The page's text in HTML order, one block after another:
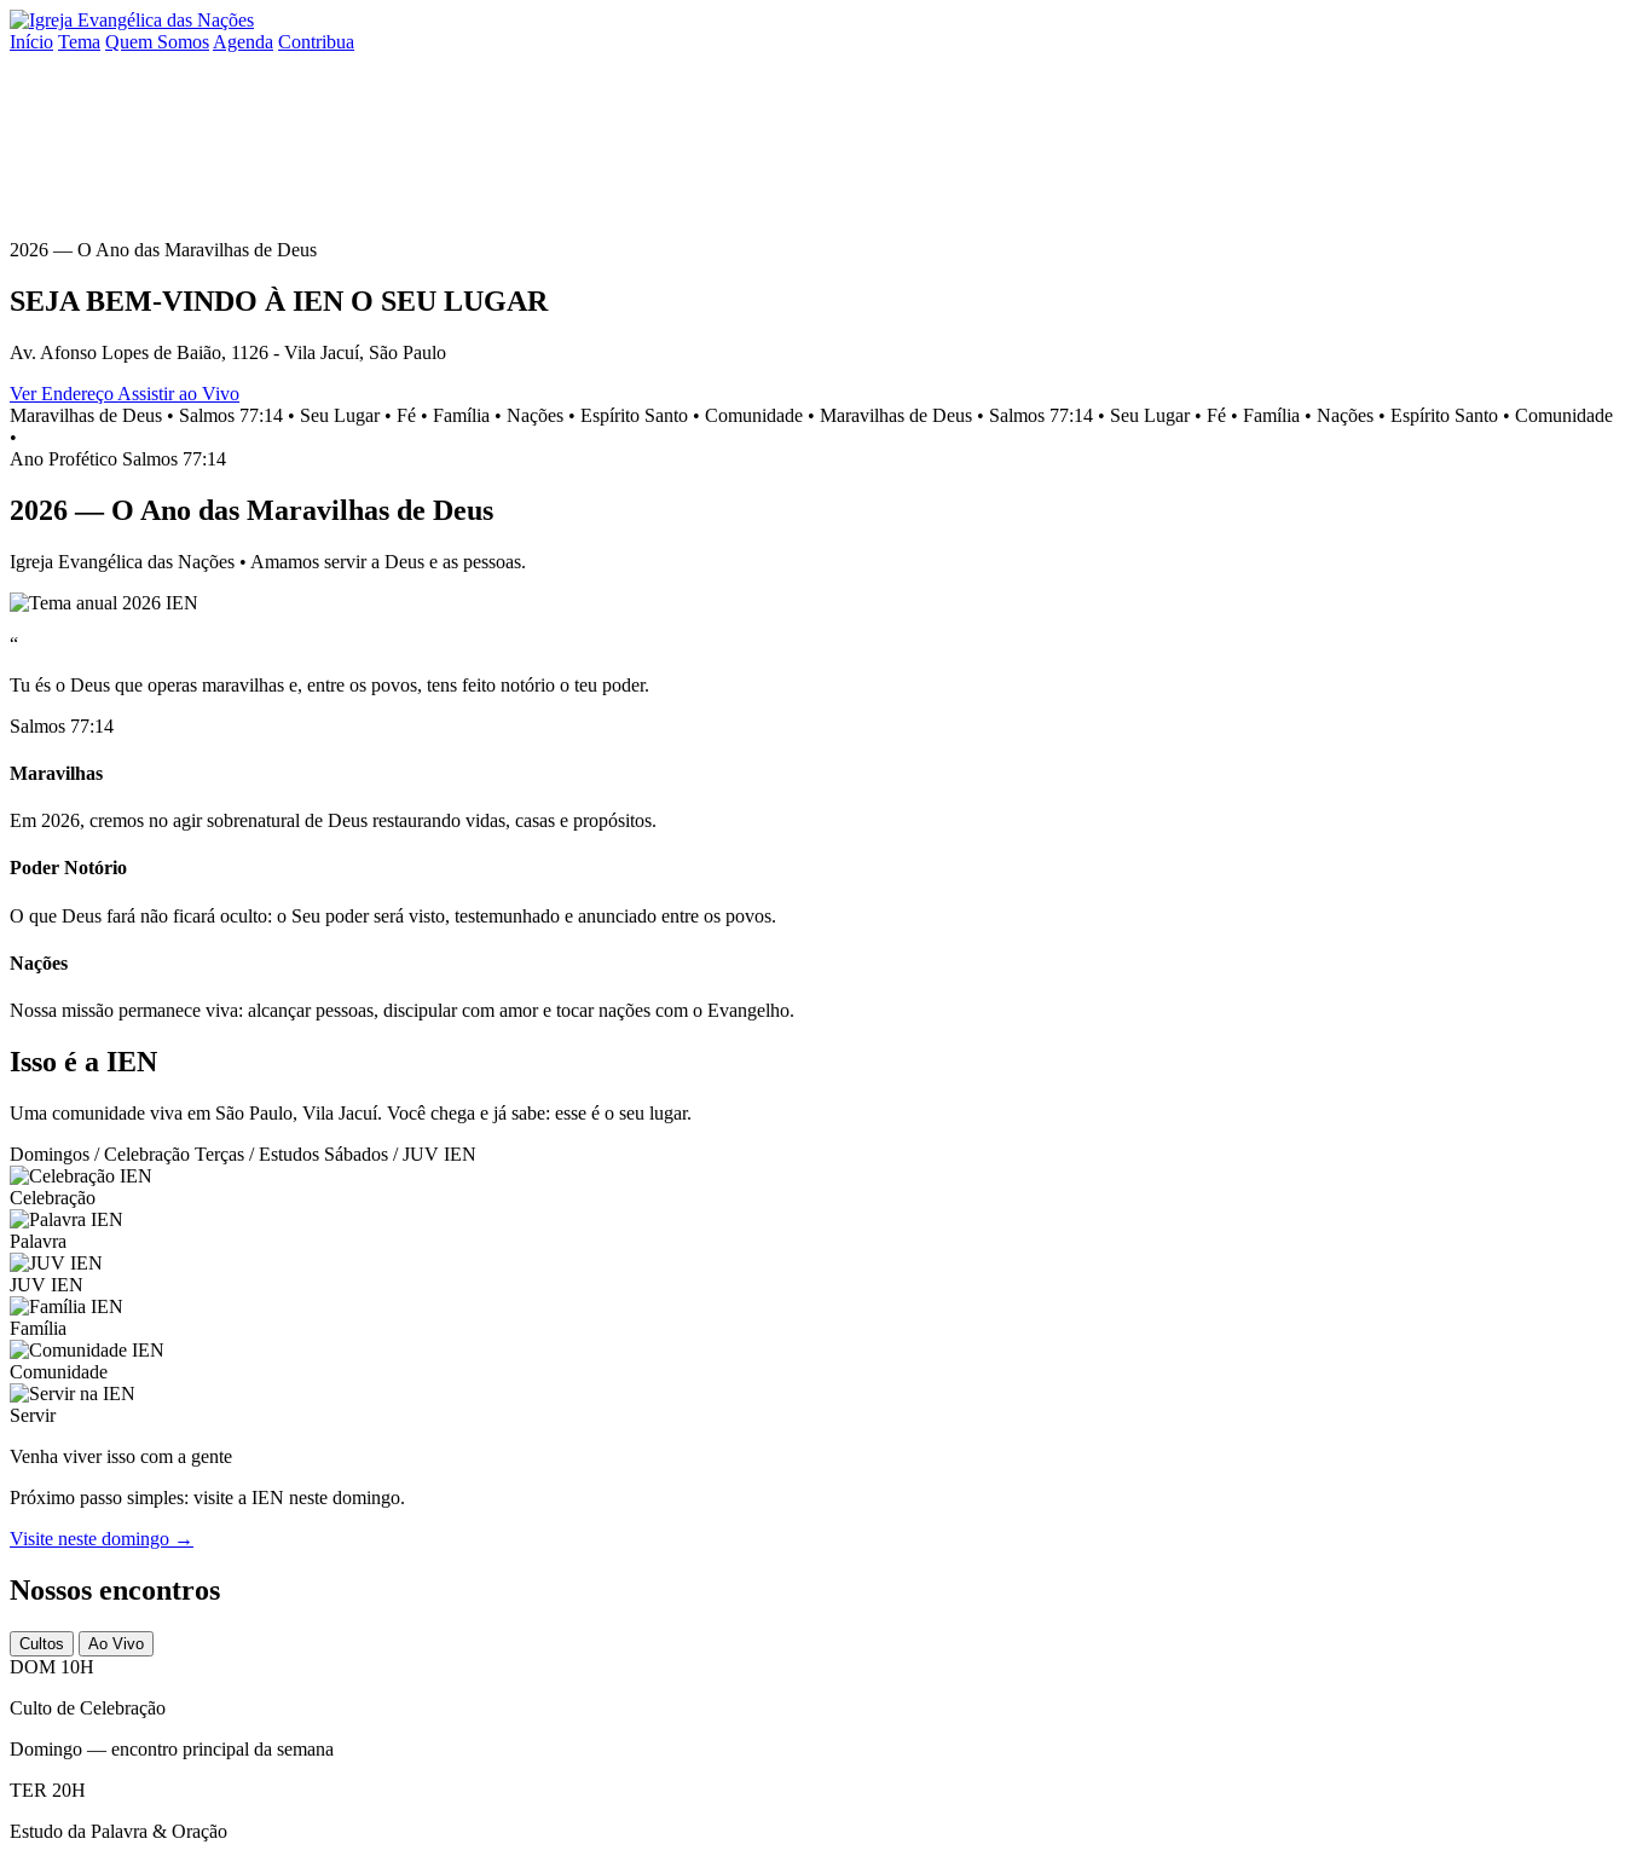
Início Tema Quem Somos Agenda Contribua
2026 — O Ano das Maravilhas de Deus
SEJA BEM-VINDO À IEN O SEU LUGAR
Av. Afonso Lopes de Baião, 1126 - Vila Jacuí, São Paulo
Ver Endereço Assistir ao Vivo
Maravilhas de Deus • Salmos 77:14 • Seu Lugar • Fé • Família • Nações • Espírito Santo • Comunidade • Maravilhas de Deus • Salmos 77:14 • Seu Lugar • Fé • Família • Nações • Espírito Santo • Comunidade
•
Ano Profético Salmos 77:14
2026 — O Ano das Maravilhas de Deus
Igreja Evangélica das Nações • Amamos servir a Deus e as pessoas.
“
Tu és o Deus que operas maravilhas e, entre os povos, tens feito notório o teu poder.
Salmos 77:14
Maravilhas
Em 2026, cremos no agir sobrenatural de Deus restaurando vidas, casas e propósitos.
Poder Notório
O que Deus fará não ficará oculto: o Seu poder será visto, testemunhado e anunciado entre os povos.
Nações
Nossa missão permanece viva: alcançar pessoas, discipular com amor e tocar nações com o Evangelho.
Isso é a IEN
Uma comunidade viva em São Paulo, Vila Jacuí. Você chega e já sabe: esse é o seu lugar.
Domingos / Celebração Terças / Estudos Sábados / JUV IEN
Celebração
Palavra
JUV IEN
Família
Comunidade
Servir
Venha viver isso com a gente
Próximo passo simples: visite a IEN neste domingo.
Visite neste domingo →
Nossos encontros
Cultos Ao Vivo
DOM 10H
Culto de Celebração
Domingo — encontro principal da semana
TER 20H
Estudo da Palavra & Oração